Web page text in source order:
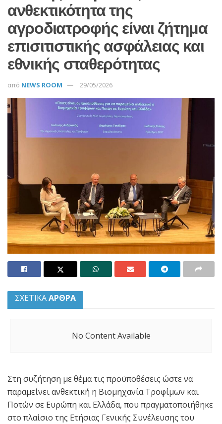
ανθεκτικότητα της
αγροδιατροφής είναι ζήτημα
επισιτιστικής ασφάλειας και
εθνικής σταθερότητας
από NEWS ROOM 29/05/2026
ΣΧΕΤΙΚΑΑΡΘΡΑ
No Content Available
Στη συζήτηση με θέμα τις προϋποθέσεις ώστε να
παραμείνει ανθεκτική η Βιομηχανία Τροφίμων και
Ποτών σε Ευρώπη και Ελλάδα, που πραγματοποιήθηκε
στο πλαίσιο της Ετήσιας Γενικής Συνέλευσης του